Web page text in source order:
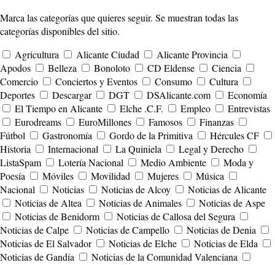
Marca las categorías que quieres seguir. Se muestran todas las
categorías disponibles del sitio.
Agricultura
Alicante Ciudad
Alicante Provincia
Apodos
Belleza Bonoloto CD Eldense
Ciencia
Comercio
Conciertos y Eventos Consumo
Cultura
Deportes
Descargar DGT DSAlicante.com
Economía
El Tiempo en Alicante
Elche .C.F. Empleo
Entrevistas
Eurodreams
EuroMillones Famosos
Finanzas
Fútbol
Gastronomía Gordo de la Primitiva
Hércules CF
Historia
Internacional La Quiniela
Legal y Derecho
ListaSpam
Lotería Nacional Medio Ambiente
Moda y
Poesía
Móviles Movilidad Mujeres
Música
Nacional
Noticias Noticias de Alcoy
Noticias de Alicante
Noticias de Altea
Noticias de Animales
Noticias de Aspe
Noticias de Benidorm
Noticias de Callosa del Segura
Noticias de Calpe
Noticias de Campello
Noticias de Denia
Noticias de El Salvador
Noticias de Elche
Noticias de Elda
Noticias de Gandía
Noticias de la Comunidad Valenciana